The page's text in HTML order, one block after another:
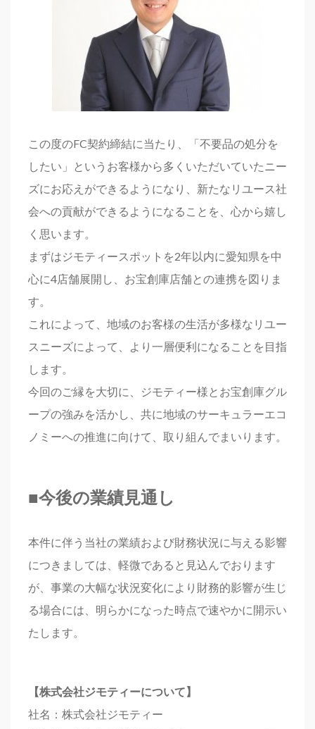
この度のFC契約締結に当たり、「不要品の処分を
したい」というお客様から多くいただいていたニー
ズにお応えができるようになり、新たなリユース社
会への貢献ができるようになることを、心から嬉し
く思います。
まずはジモティースポットを2年以内に愛知県を中
心に4店舗展開し、お宝創庫店舗との連携を図りま
す。
これによって、地域のお客様の生活が多様なリユー
スニーズによって、より一層便利になることを目指
します。
今回のご縁を大切に、ジモティー様とお宝創庫グル
ープの強みを活かし、共に地域のサーキュラーエコ
ノミーへの推進に向けて、取り組んでまいります。
■今後の業績見通し
本件に伴う当社の業績および財務状況に与える影響
につきましては、軽微であると見込んでおります
が、事業の大幅な状況変化により財務的影響が生じ
る場合には、明らかになった時点で速やかに開示い
たします。
【株式会社ジモティーについて】
社名：株式会社ジモティー